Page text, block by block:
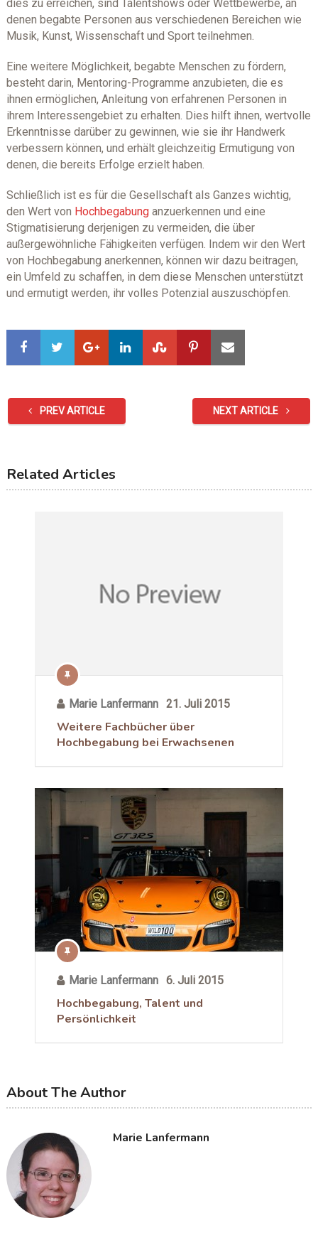
dies zu erreichen, sind Talentshows oder Wettbewerbe, an
denen begabte Personen aus verschiedenen Bereichen wie
Musik, Kunst, Wissenschaft und Sport teilnehmen.
Eine weitere Möglichkeit, begabte Menschen zu fördern,
besteht darin, Mentoring-Programme anzubieten, die es
ihnen ermöglichen, Anleitung von erfahrenen Personen in
ihrem Interessengebiet zu erhalten. Dies hilft ihnen, wertvolle
Erkenntnisse darüber zu gewinnen, wie sie ihr Handwerk
verbessern können, und erhält gleichzeitig Ermutigung von
denen, die bereits Erfolge erzielt haben.
Schließlich ist es für die Gesellschaft als Ganzes wichtig,
den Wert von Hochbegabunganzuerkennen und eine
Stigmatisierung derjenigen zu vermeiden, die über
außergewöhnliche Fähigkeiten verfügen. Indem wir den Wert
von Hochbegabung anerkennen, können wir dazu beitragen,
ein Umfeld zu schaffen, in dem diese Menschen unterstützt
und ermutigt werden, ihr volles Potenzial auszuschöpfen.
PREV ARTICLE NEXT ARTICLE
Related Articles
Marie Lanfermann 21. Juli 2015
Weitere Fachbücher über
Hochbegabung bei Erwachsenen
Marie Lanfermann 6. Juli 2015
Hochbegabung, Talent und
Persönlichkeit
About The Author
Marie Lanfermann